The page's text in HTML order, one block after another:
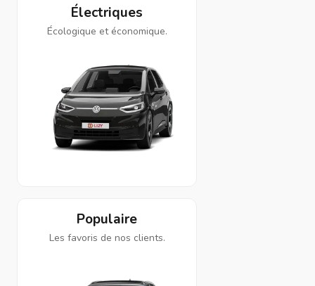
Électriques
Écologique et économique.
Populaire
Les favoris de nos clients.